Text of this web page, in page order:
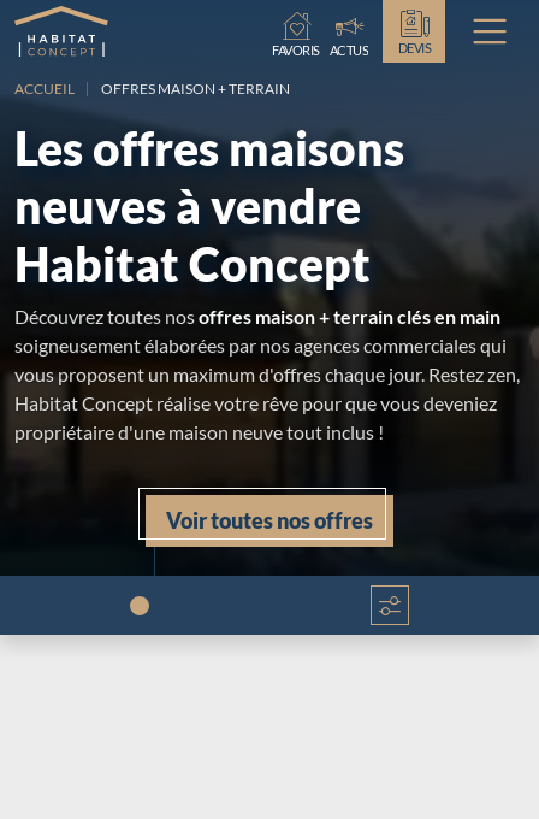
Chargement...
FAVORIS
ACTUS DEVIS
ACCUEIL OFFRES MAISON + TERRAIN
Les offres maisons
neuves à vendre
Habitat Concept
Découvrez toutes nosoffres maison + terrain clés en main
soigneusement élaborées par nos agences commerciales qui
vous proposent un maximum d'offres chaque jour. Restez zen,
Habitat Concept réalise votre rêve pour que vous deveniez
propriétaire d'une maison neuve tout inclus !
Voir toutes nos offres
Chargement...